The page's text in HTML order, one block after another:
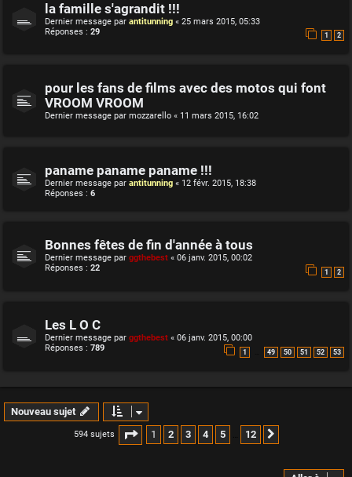
la famille s'agrandit !!!
Dernier message par antitunning « 25 mars 2015, 05:33
Réponses : 29 1 2
pour les fans de films avec des motos qui font
VROOM VROOM
Dernier message par mozzarello « 11 mars 2015, 16:02
paname paname paname !!!
Dernier message par antitunning « 12 févr. 2015, 18:38
Réponses : 6
Bonnes fêtes de fin d'année à tous
Dernier message par ggthebest « 06 janv. 2015, 00:02
Réponses : 22 1 2
Les L O C
Dernier message par ggthebest « 06 janv. 2015, 00:00
Réponses : 789 1 49 50 51 52 53
Nouveau sujet
594 sujets Page 1sur12
1 2 3 4 5 12